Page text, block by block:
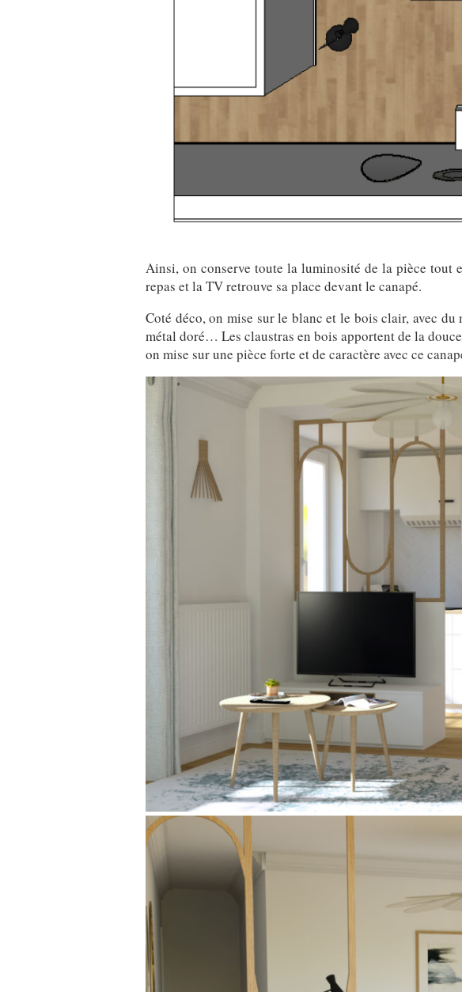
Ainsi, on conserve toute la luminosité de la pièce tout
repas et la TV retrouve sa place devant le canapé.
Coté déco, on mise sur le blanc et le bois clair, avec
métal doré… Les claustras en bois apportent de la
on mise sur une pièce forte et de caractère avec ce